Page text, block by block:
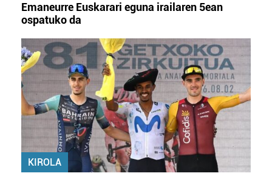
Emaneurre Euskarari eguna irailaren 5ean
ospatuko da
KIROLA